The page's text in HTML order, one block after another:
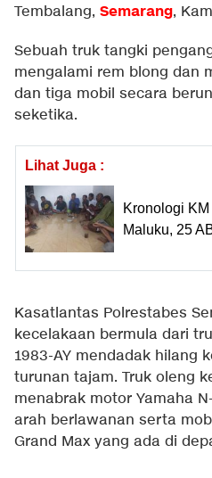
Tembalang, Semarang,
Sebuah truk tangki
mengalami rem blong dan
dan tiga mobil secara
seketika.
Lihat Juga :
Kronologi
Maluku, 25
Kasatlantas Polrestabes
kecelakaan bermula dari
1983-AY mendadak hilang
turunan tajam. Truk oleng
menabrak motor Yamaha
arah berlawanan serta
Grand Max yang ada di